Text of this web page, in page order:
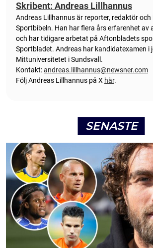
Skribent: Andreas Lillhannus
Andreas Lillhannus är reporter, redaktör och
Sportbibeln. Han har flera års erfarenhet av
och har tidigare arbetat på Aftonbladets
Sportbladet. Andreas har kandidatexamen i
Mittuniversitetet i Sundsvall.
Kontakt:andreas.lillhannus@newsner.com
Följ Andreas Lillhannus på X här.
SENASTE